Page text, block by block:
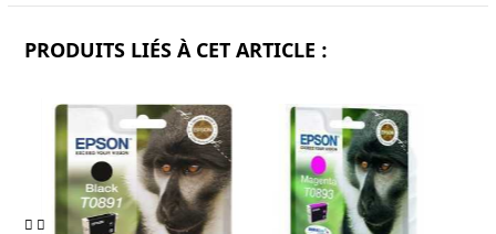
PRODUITS LIÉS À CET ARTICLE :